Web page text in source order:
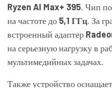
Ryzen AI Max+ 395. Чип
на частоте до 5,1 ГГц. За
встроенный адаптер
на серьезную нагрузку в
мультимедийных задачах.
Также устройство